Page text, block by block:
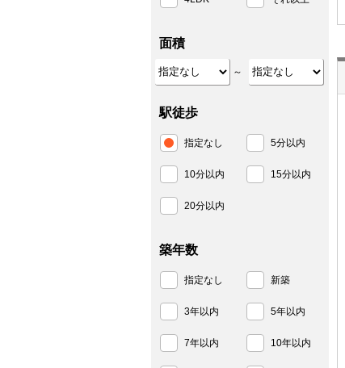
面積
～
駅徒歩
指定なし 5分以内
10分以内 15分以内
20分以内
築年数
指定なし 新築
3年以内 5年以内
7年以内 10年以内